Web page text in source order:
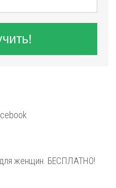
женщин. БЕСПЛАТНО!